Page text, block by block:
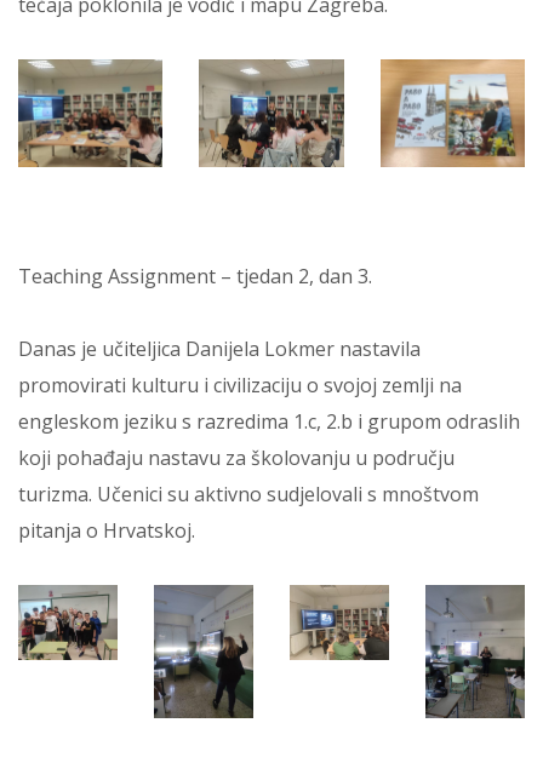
Teaching Assignment – tjedan 2, dan 3.
Danas je učiteljica Danijela Lokmer nastavila
promovirati kulturu i civilizaciju o svojoj zemlji na
engleskom jeziku s razredima 1.c, 2.b i grupom odraslih
koji pohađaju nastavu za školovanju u području
turizma. Učenici su aktivno sudjelovali s mnoštvom
pitanja o Hrvatskoj.